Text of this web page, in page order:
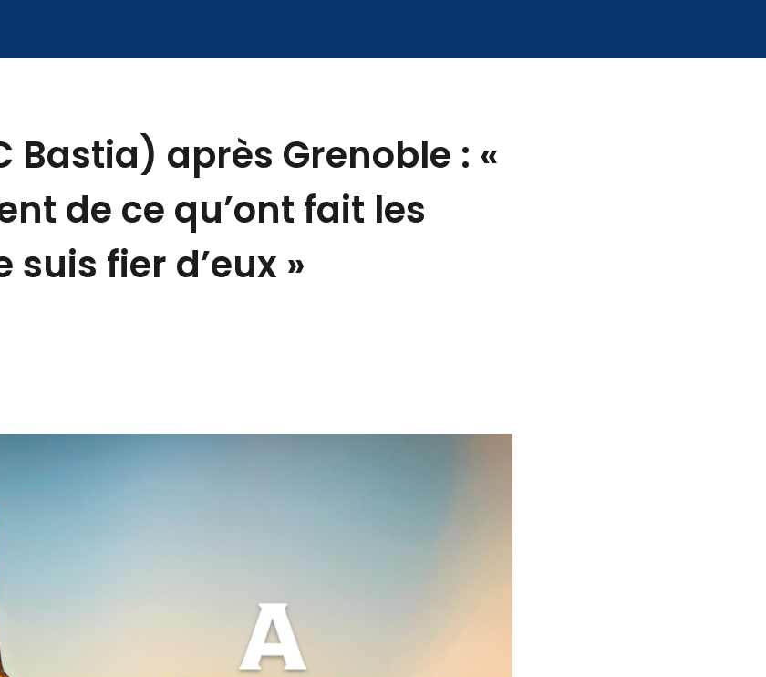
Bastia) après Grenoble : «
de ce qu’ont fait les
suis fier d’eux »